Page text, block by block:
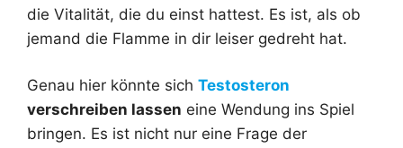
die Vitalität, die du einst hattest. Es ist, als ob
jemand die Flamme in dir leiser gedreht hat.
Genau hier könnte sich Testosteron
verschreiben lassen eine Wendung ins Spiel
bringen. Es ist nicht nur eine Frage der